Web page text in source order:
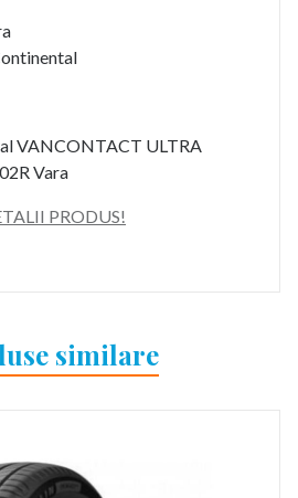
VANCONTACT ULTRA
Vara
PRODUS!
similare